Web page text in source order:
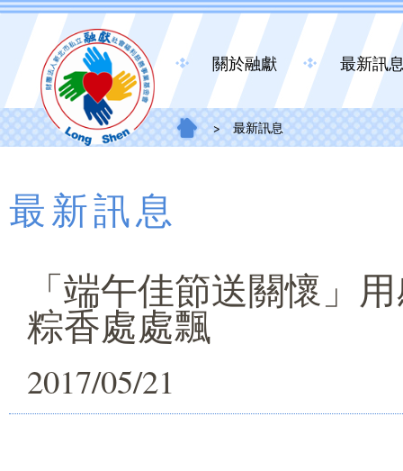
關於融獻 最新訊
> 最新訊息
最新訊息
「端午佳節送關懷」
粽香處處飄
2017/05/21